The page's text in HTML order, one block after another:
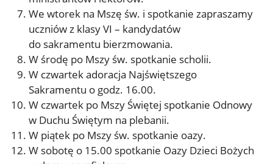
We wtorek na Mszę św. i spotkanie zapraszamy
uczniów z klasy VI – kandydatów
do sakramentu bierzmowania.
W środę po Mszy św. spotkanie scholii.
W czwartek adoracja Najświętszego
Sakramentu o godz. 16.00.
W czwartek po Mszy Świętej spotkanie Odnowy
w Duchu Świętym na plebanii.
W piątek po Mszy św. spotkanie oazy.
W sobotę o 15.00 spotkanie Oazy Dzieci Bożych